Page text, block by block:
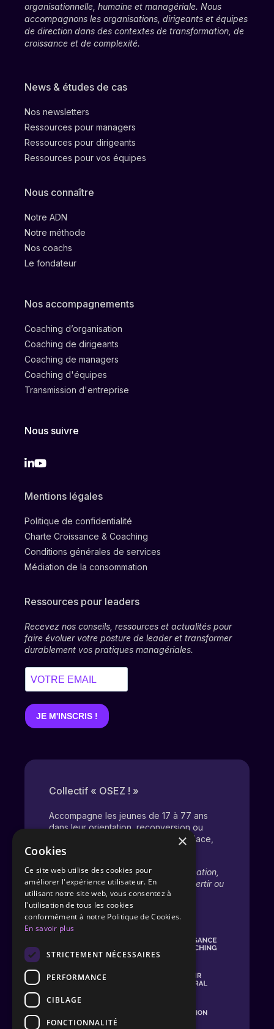
organisationnelle, humaine et managériale. Nous
accompagnons les organisations, dirigeants et équipes
de direction dans des contextes de transformation, de
croissance et de complexité.
Nous connaître
Notre ADN
Notre méthode
Nos coachs
Le fondateur
Nos accompagnements
Coaching d’organisation
Coaching de dirigeants
Coaching de managers
Coaching d'équipes
Transmission d'entreprise
News & études de cas
Nos newsletters
Ressources pour managers
Ressources pour dirigeants
Ressources pour vos équipes
Nous suivre
Linkedin
Instagram
Mentions légales
Politique de confidentialité
Charte Croissance & Coaching
Conditions générales de services
Médiation de la consommation
Ressources pour leaders
Recevez nos conseils, ressources et actualités pour
faire évoluer votre posture de leader et transformer
durablement vos pratiques managériales.
Collectif « OSEZ ! »
Accompagne les jeunes de 17 à 77 ans
dans leur orientation, reconversion ou
évolution pro. Une dynamique d’audace,
d’écoute et de croissance.
Il soutient chacun dans sa transformation,
qu’il s’agisse de s’orienter, se reconvertir ou
redonner du sens à son parcours.
×
Cookies
Ce site web utilise des cookies pour
améliorer l'expérience utilisateur. En
utilisant notre site web, vous consentez à
l'utilisation de tous les cookies
conformément à notre Politique de Cookies.
En savoir plus
STRICTEMENT NÉCESSAIRES
PERFORMANCE
CIBLAGE
FONCTIONNALITÉ